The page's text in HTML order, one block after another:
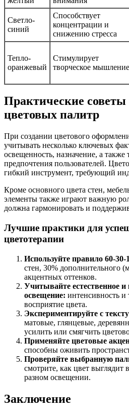
Светло-
синий
Способствует
концентрации и
снижению стресса
Тепло-
оранжевый
Стимулирует
творческое мышление
Практические советы
цветовых палитр
При создании цветового
учитывать несколько ключевых
освещенность, назначение, а также
предпочтения пользователей.
гибкий инструмент, требующий
Кроме основного цвета стен,
элементы также играют важную
должна гармонировать и
Лучшие практики для
цветотерапии
Используйте правило 60-30-
стен, 30% дополнительного
акцентных оттенков.
Учитывайте естественное и
освещение: интенсивность и
восприятие цвета.
Экспериментируйте с
матовые, глянцевые,
усилить или смягчить
Применяйте цветовые
способны оживить
Проверяйте выбранную
смотрите, как цвет выглядит
разном освещении.
Заключение